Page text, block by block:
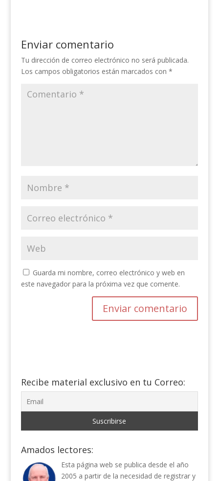
Enviar comentario
Tu dirección de correo electrónico no será publicada.
Los campos obligatorios están marcados con *
Guarda mi nombre, correo electrónico y web en
este navegador para la próxima vez que comente.
Recibe material exclusivo en tu Correo:
Amados lectores:
Esta página web se publica desde el año
2005 a partir de la necesidad de registrar y